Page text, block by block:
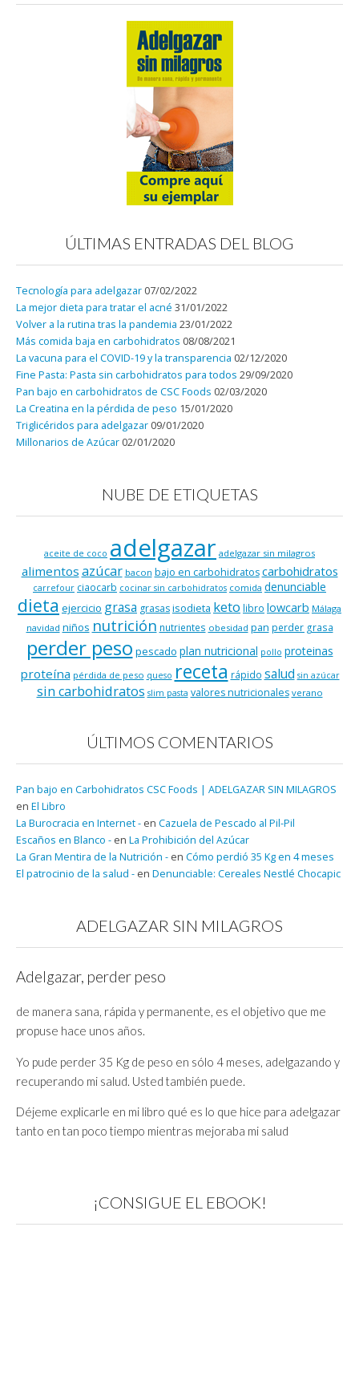
ÚLTIMAS ENTRADAS DEL BLOG
Tecnología para adelgazar 07/02/2022
La mejor dieta para tratar el acné 31/01/2022
Volver a la rutina tras la pandemia 23/01/2022
Más comida baja en carbohidratos 08/08/2021
La vacuna para el COVID-19 y la transparencia 02/12/2020
Fine Pasta: Pasta sin carbohidratos para todos 29/09/2020
Pan bajo en carbohidratos de CSC Foods 02/03/2020
La Creatina en la pérdida de peso 15/01/2020
Triglicéridos para adelgazar 09/01/2020
Millonarios de Azúcar 02/01/2020
NUBE DE ETIQUETAS
aceite de coco adelgazar adelgazar sin milagros
alimentos azúcar bacon bajo en carbohidratos carbohidratos
carrefour ciaocarb cocinar sin carbohidratos comida denunciable
dieta ejercicio grasa grasasisodieta keto libro lowcarb Málaga
navidad niños nutrición nutrientes obesidad pan perder grasa
perder peso pescado plan nutricional pollo proteinas
proteína pérdida de peso queso receta rápido salud sin azúcar
sin carbohidratos slim pasta valores nutricionales verano
ÚLTIMOS COMENTARIOS
Pan bajo en Carbohidratos CSC Foods | ADELGAZAR SIN MILAGROS
en El Libro
La Burocracia en Internet - en Cazuela de Pescado al Pil-Pil
Escaños en Blanco - en La Prohibición del Azúcar
La Gran Mentira de la Nutrición - en Cómo perdió 35 Kg en 4 meses
El patrocinio de la salud - en Denunciable: Cereales Nestlé Chocapic
ADELGAZAR SIN MILAGROS
Adelgazar, perder peso
de manera sana, rápida y permanente, es el objetivo que me
propuse hace unos años.
Yo pude perder 35 Kg de peso en sólo 4 meses, adelgazando y
recuperando mi salud. Usted también puede.
Déjeme explicarle en mi libro qué es lo que hice para adelgazar
tanto en tan poco tiempo mientras mejoraba mi salud
¡CONSIGUE EL EBOOK!